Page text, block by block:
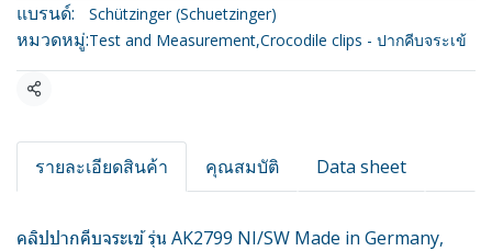
แบรนด์:
Schützinger (Schuetzinger)
หมวดหมู่:Test and Measurement,Crocodile clips - ปากคีบจระเข้
แชร์
รายละเอียดสินค้า คุณสมบัติ Data sheet
คลิปปากคีบจระเข้ รุ่น AK2799 NI/SW Made in Germany,